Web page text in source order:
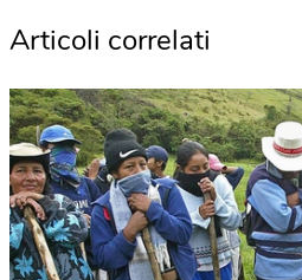
Articoli correlati